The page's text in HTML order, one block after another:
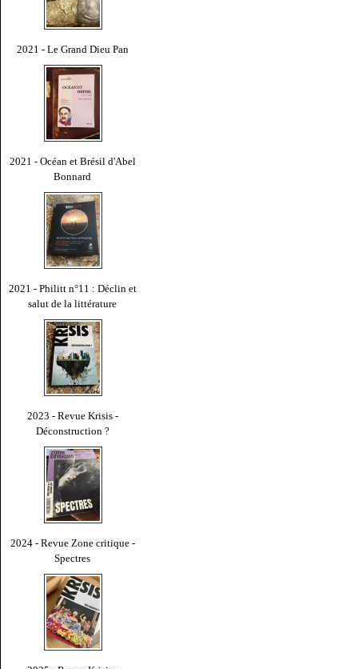
2021 - Le Grand Dieu Pan
2021 - Océan et Brésil d'Abel
Bonnard
2021 - Philitt n°11 : Déclin et
salut de la littérature
2023 - Revue Krisis -
Déconstruction ?
2024 - Revue Zone critique -
Spectres